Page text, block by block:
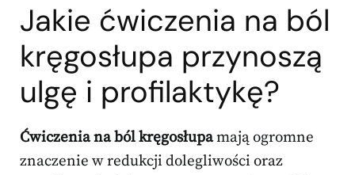
Jakie ćwiczenia na ból
kręgosłupa przynoszą
ulgę i profilaktykę?
Ćwiczenia na ból kręgosłupamają ogromne
znaczenie w redukcji dolegliwości oraz